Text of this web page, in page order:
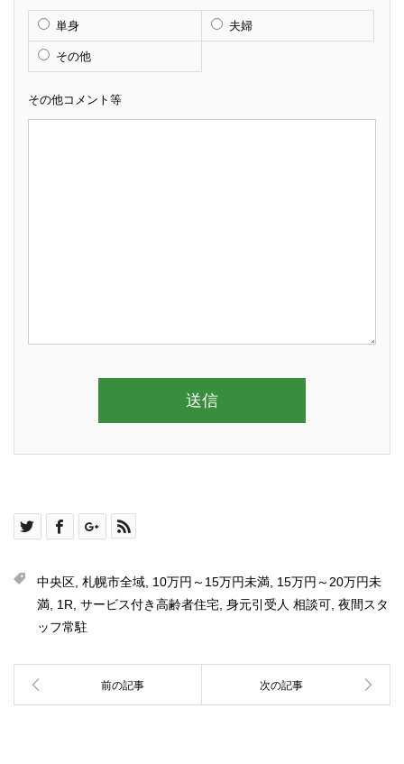
単身 夫婦
その他
その他コメント等
中央区, 札幌市全域, 10万円～15万円未満, 15万円～20万円未
満, 1R, サービス付き高齢者住宅, 身元引受人 相談可, 夜間スタ
ッフ常駐